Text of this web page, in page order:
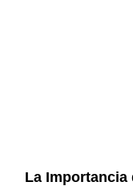
La Importancia